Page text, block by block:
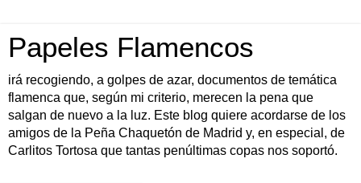
Papeles Flamencos
irá recogiendo, a golpes de azar, documentos de temática
flamenca que, según mi criterio, merecen la pena que
salgan de nuevo a la luz. Este blog quiere acordarse de los
amigos de la Peña Chaquetón de Madrid y, en especial, de
Carlitos Tortosa que tantas penúltimas copas nos soportó.